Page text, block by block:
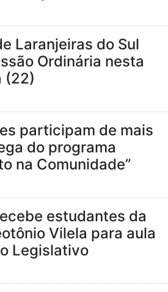
Laranjeiras do Sul
Ordinária nesta
(22)
participam de mais
do programa
na Comunidade”
estudantes da
Vilela para aula
Legislativo